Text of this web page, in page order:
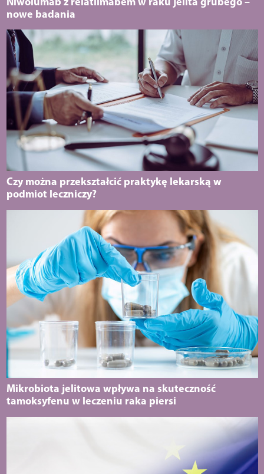
nowe badania
Czy można przekształcić praktykę lekarską w
podmiot leczniczy?
Mikrobiota jelitowa wpływa na skuteczność
tamoksyfenu w leczeniu raka piersi